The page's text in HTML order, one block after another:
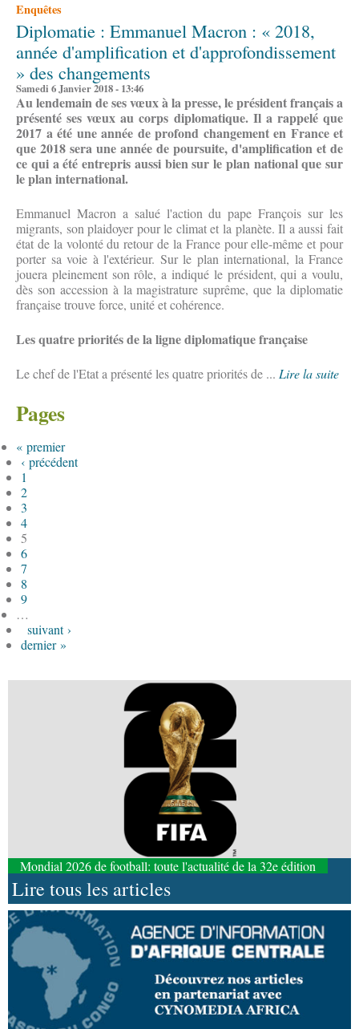
Enquêtes
Diplomatie : Emmanuel Macron : « 2018,
année d'amplification et d'approfondissement
» des changements
Samedi 6 Janvier 2018 - 13:46
Au lendemain de ses vœux à la presse, le président français a
présenté ses vœux au corps diplomatique. Il a rappelé que
2017 a été une année de profond changement en France et
que 2018 sera une année de poursuite, d'amplification et de
ce qui a été entrepris aussi bien sur le plan national que sur
le plan international.
Emmanuel Macron a salué l'action du pape François sur les
migrants, son plaidoyer pour le climat et la planète. Il a aussi fait
état de la volonté du retour de la France pour elle-même et pour
porter sa voie à l'extérieur. Sur le plan international, la France
jouera pleinement son rôle, a indiqué le président, qui a voulu,
dès son accession à la magistrature suprême, que la diplomatie
française trouve force, unité et cohérence.
Les quatre priorités de la ligne diplomatique française
Le chef de l'Etat a présenté les quatre priorités de ... Lire la suite
Pages
« premier
‹ précédent
1
2
3
4
5
6
7
8
9
…
suivant ›
dernier »
Mondial 2026 de football: toute l'actualité de la 32e édition
Lire tous les articles